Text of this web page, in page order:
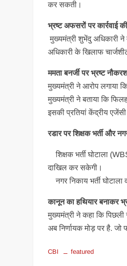
कर सकती।
भ्रष्ट अफसरों पर कार्रवाई
मुख्यमंत्री शुभेंदु अधिकारी ने
अधिकारी के खिलाफ
ममता बनर्जी पर भ्रष्ट
मुख्यमंत्री ने आरोप लगाया
मुख्यमंत्री ने बताया कि
इसकी प्रतियां केंद्रीय
रडार पर शिक्षक भर्ती और
शिक्षक भर्ती घोटाला
दाखिल कर सकेगी।
नगर निकाय भर्ती
कानून का हथियार बनाकर
मुख्यमंत्री ने कहा कि पिछली
अब निर्णायक मोड़ पर है.
CBI featured